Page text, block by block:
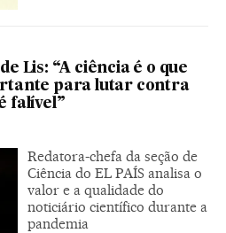
Lis: “A ciência é o que
para lutar contra
falível”
Redatora-chefa da seção de
Ciência do EL PAÍS analisa o
valor e a qualidade do
noticiário científico durante a
pandemia